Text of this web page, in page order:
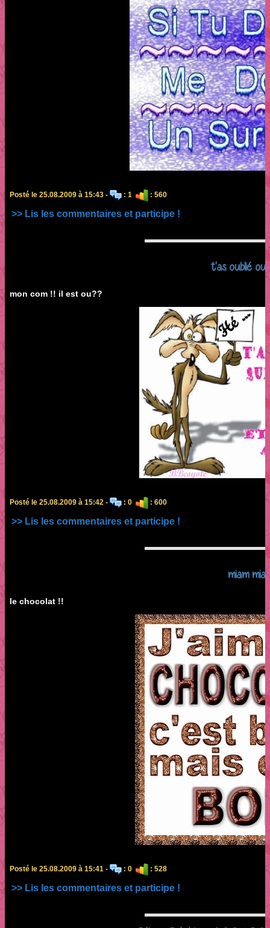
Posté le 25.08.2009 à 15:43 - : 1 : 560
>> Lis les commentaires et participe !
t'as oublié ou
mon com !! il est ou??
Posté le 25.08.2009 à 15:42 - : 0 : 600
>> Lis les commentaires et participe !
miam
le chocolat !!
Posté le 25.08.2009 à 15:41 - : 0 : 528
>> Lis les commentaires et participe !